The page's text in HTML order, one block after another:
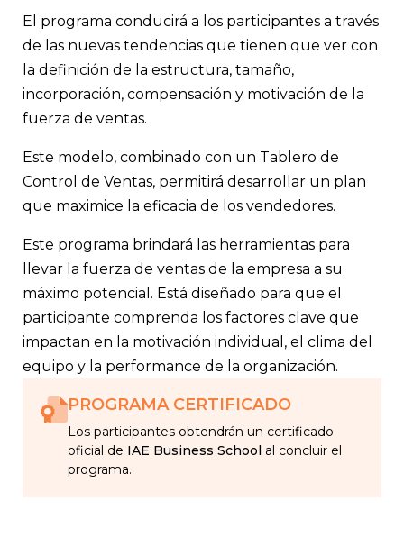
El programa conducirá a los participantes a través
de las nuevas tendencias que tienen que ver con
la definición de la estructura, tamaño,
incorporación, compensación y motivación de la
fuerza de ventas.
Este modelo, combinado con un Tablero de
Control de Ventas, permitirá desarrollar un plan
que maximice la eficacia de los vendedores.
Este programa brindará las herramientas para
llevar la fuerza de ventas de la empresa a su
máximo potencial. Está diseñado para que el
participante comprenda los factores clave que
impactan en la motivación individual, el clima del
equipo y la performance de la organización.
PROGRAMA CERTIFICADO
Los participantes obtendrán un certificado
oficial de IAE Business School al concluir el
programa.